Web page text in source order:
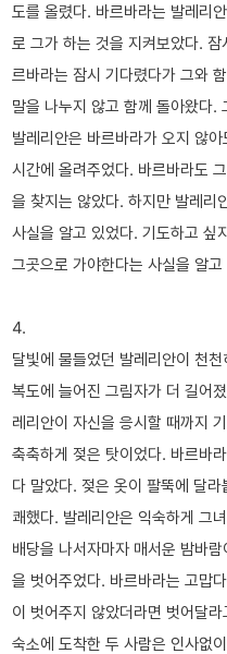
도를 올렸다. 바르바라는 발레리
로 그가 하는 것을 지켜보았다.
르바라는 잠시 기다렸다가 그와
말을 나누지 않고 함께 돌아왔다.
발레리안은 바르바라가 오지 않
시간에 올려주었다. 바르바라도
을 찾지는 않았다. 하지만 발레리
사실을 알고 있었다. 기도하고 싶
그곳으로 가야한다는 사실을 알고
4.
달빛에 물들었던 발레리안이 천
복도에 늘어진 그림자가 더 길어
레리안이 자신을 응시할 때까지
축축하게 젖은 탓이었다. 바르바
다 말았다. 젖은 옷이 팔뚝에 달
쾌했다. 발레리안은 익숙하게 그
배당을 나서자마자 매서운 밤바
을 벗어주었다. 바르바라는 고맙
이 벗어주지 않았더라면 벗어달
숙소에 도착한 두 사람은 인사없